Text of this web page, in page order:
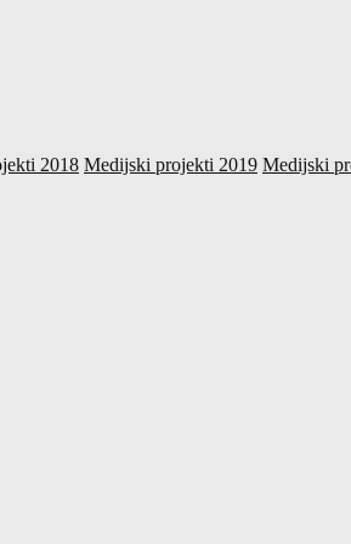
2018 Medijski projekti 2019 Medijski